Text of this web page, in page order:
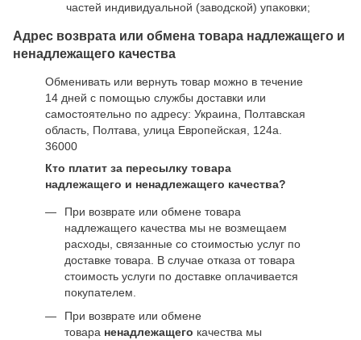
частей индивидуальной (заводской) упаковки;
Адрес возврата или обмена товара надлежащего и
ненадлежащего качества
Обменивать или вернуть товар можно в течение
14 дней с помощью службы доставки или
самостоятельно по адресу: Украина, Полтавская
область, Полтава, улица Европейская, 124а.
36000
Кто платит за пересылку товара
надлежащего и ненадлежащего качества?
При возврате или обмене товара
надлежащего качества мы не возмещаем
расходы, связанные со стоимостью услуг по
доставке товара. В случае отказа от товара
стоимость услуги по доставке оплачивается
покупателем.
При возврате или обмене
товара ненадлежащего качества мы